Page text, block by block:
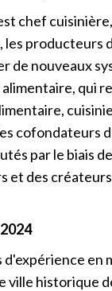
chef
nouveaux
qui
cofondateurs
par le biais
des
historique